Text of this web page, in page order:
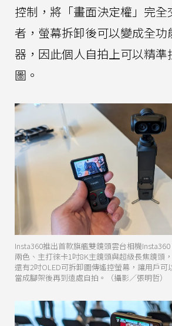
控制，將「畫面決定權」完全
者，螢幕拆卸後可以變成全功
器，因此個人自拍上可以精準
圖。
Insta360推出首款旗艦雙鏡頭雲台相機
兩色、主打徠卡1吋8K主鏡頭與超級長焦鏡頭
還有2吋OLED可拆卸圖傳遙控螢幕，讓用戶可
當成腳架後再到遠處自拍。（攝影／張明哲）